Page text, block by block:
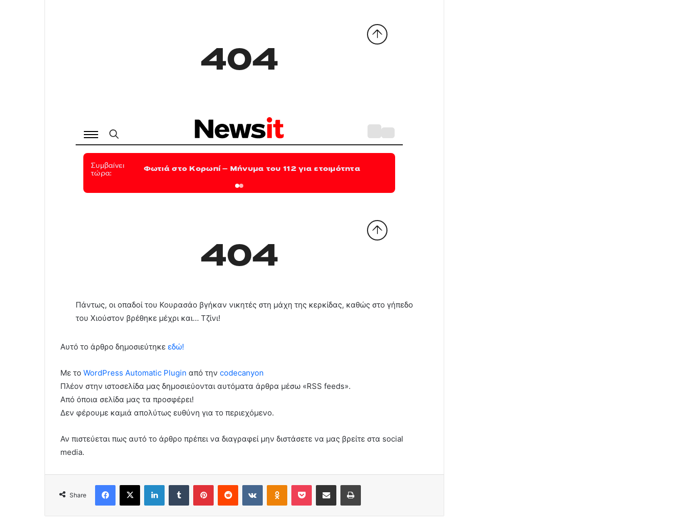
Πάντως, οι οπαδοί του Κουρασάο βγήκαν νικητές στη μάχη της κερκίδας, καθώς στο γήπεδο
του Χιούστον βρέθηκε μέχρι και… Τζίνι!
Αυτό το άρθρο δημοσιεύτηκε εδώ!
Με το WordPress Automatic Plugin από την codecanyon
Πλέον στην ιστοσελίδα μας δημοσιεύονται αυτόματα άρθρα μέσω «RSS feeds».
Από όποια σελίδα μας τα προσφέρει!
Δεν φέρουμε καμιά απολύτως ευθύνη για το περιεχόμενο.
Αν πιστεύεται πως αυτό το άρθρο πρέπει να διαγραφεί μην διστάσετε να μας βρείτε στα social
media.
Share
Facebook
X LinkedInTumblr PinterestReddit VKontakteOdnoklassniki
Pocket Share via Email Print